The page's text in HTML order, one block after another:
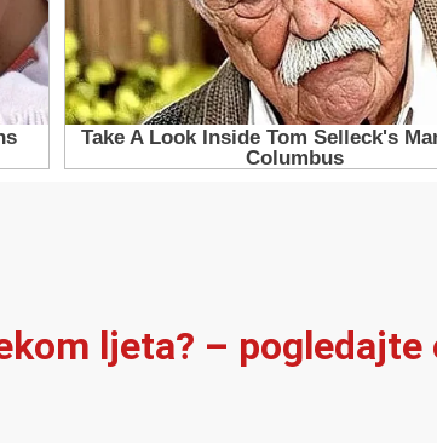
ljeta? – pogledajte